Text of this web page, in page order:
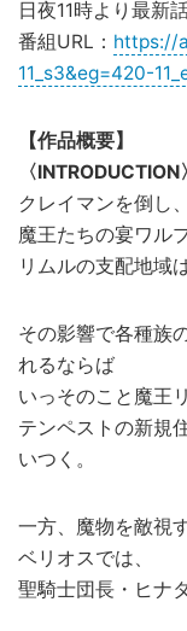
日夜11時より最新
番組URL： https://
11_s3&eg=420-
【作品概要】
〈INTRODUCTION〉
クレイマンを倒し
魔王たちの宴ワル
リムルの支配地域
その影響で各種族
れるならば
いっそのこと魔王
テンペストの新規
いつく。
一方、魔物を敵視
ベリオスでは、
聖騎士団長・ヒナ